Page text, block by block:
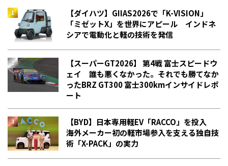
【ダイハツ】GIIAS2026で「K-VISION」
「ミゼットX」を世界にアピール インドネ
シアで電動化と軽の技術を発信
【スーパーGT2026】 第4戦 富士スピードウ
ェイ 誰も悪くなかった。それでも勝てなか
った――BRZ GT300 富士300kmインサイドレポ
ート
【BYD】日本専用軽EV「RACCO」を投入
海外メーカー初の軽市場参入を支える独自技
術「X-PACK」の実力